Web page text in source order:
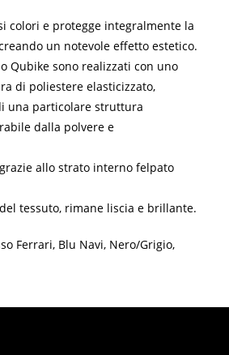
colori e protegge integralmente la
un notevole effetto estetico.
Qubike sono realizzati con uno
di poliestere elasticizzato,
una particolare struttura
dalla polvere e
allo strato interno felpato
tessuto, rimane liscia e brillante.
Ferrari, Blu Navi, Nero/Grigio,